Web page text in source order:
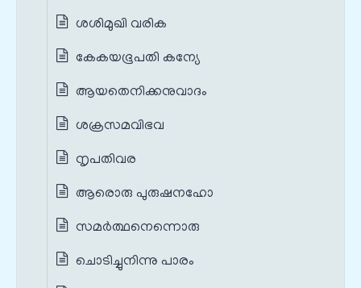
ശശിമുഖി വരിക
കേകയഭൂപതി കന്യേ
ആയതെനിക്കനുവാദം
ശക്രസമവിഭവ
നൃപതിവര
ആരൊരു പുരുഷനഹോ
സമര്‍ത്ഥനെന്നൊരു
ചൊടി‍ച്ചുനിന്നു പാരം